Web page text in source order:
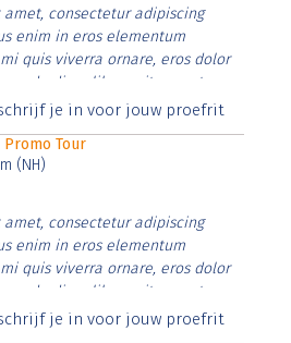
consectetur adipiscing
enim in eros elementum
quis viverra ornare, eros dolor
diam libero vitae erat.
justo cursus id rutrum lorem
je in voor jouw proefrit
Promo Tour
(NH)
consectetur adipiscing
enim in eros elementum
quis viverra ornare, eros dolor
diam libero vitae erat.
justo cursus id rutrum lorem
je in voor jouw proefrit